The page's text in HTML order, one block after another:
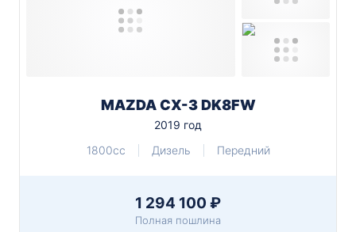
MAZDA CX-3 DK8FW
2019 год
1800cc
Дизель Передний
1 294 100 ₽
Полная пошлина